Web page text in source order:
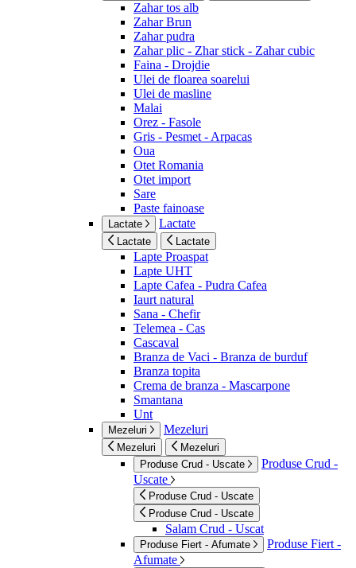
Zahar tos alb
Zahar Brun
Zahar pudra
Zahar plic - Zhar stick - Zahar cubic
Faina - Drojdie
Ulei de floarea soarelui
Ulei de masline
Malai
Orez - Fasole
Gris - Pesmet - Arpacas
Oua
Otet Romania
Otet import
Sare
Paste fainoase
Lactate Lactate
Lactate Lactate
Lapte Proaspat
Lapte UHT
Lapte Cafea - Pudra Cafea
Iaurt natural
Sana - Chefir
Telemea - Cas
Cascaval
Branza de Vaci - Branza de burduf
Branza topita
Crema de branza - Mascarpone
Smantana
Unt
Mezeluri Mezeluri
Mezeluri
Mezeluri
Produse Crud - Uscate
Produse Crud -
Uscate
Produse Crud - Uscate
Produse Crud - Uscate
Salam Crud - Uscat
Produse Fiert - Afumate
Produse Fiert -
Afumate